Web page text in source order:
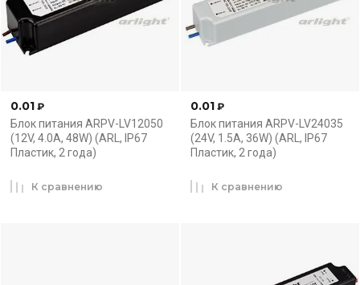
0.01 ₽
Блок питания ARPV-LV12050
(12V, 4.0A, 48W) (ARL, IP67
Пластик, 2 года)
К сравнению
0.01 ₽
Блок питания ARPV-LV24035
(24V, 1.5A, 36W) (ARL, IP67
Пластик, 2 года)
К сравнению